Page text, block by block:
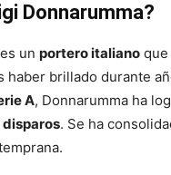
Donnarumma?
un portero italiano que
haber brillado durante
A, Donnarumma ha
. Se ha